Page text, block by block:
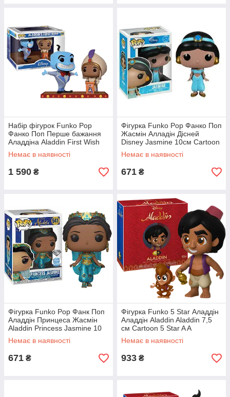
Набір фігурок Funko Pop
Фанко Поп Перше бажання
Аладдіна Aladdin First Wish
10см Cartoon A409
Немає в наявності
1 590 ₴
Фігурка Funko Pop Фанко Поп
Жасмін Алладін Дісней
Disney Jasmine 10см Cartoon
J52
Немає в наявності
671 ₴
Фігурка Funko Pop Фанк Поп
Аладдін Принцеса Жасмін
Aladdin Princess Jasmine 10
см cartoon A PJ 541
Немає в наявності
671 ₴
Фігурка Funko 5 Star Аладдін
Аладдін Aladdin Aladdin 7,5
см Cartoon 5 Star A A
Немає в наявності
933 ₴